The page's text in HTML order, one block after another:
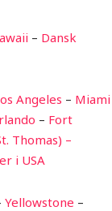
– Dansk
Angeles – Miami
– Fort
Thomas) –
i USA
Yellowstone –